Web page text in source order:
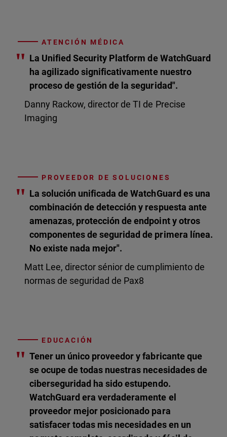
ATENCIÓN MÉDICA
" La Unified Security Platform de WatchGuard
ha agilizado significativamente nuestro
proceso de gestión de la seguridad".
Danny Rackow, director de TI de Precise
Imaging
PROVEEDOR DE SOLUCIONES
" La solución unificada de WatchGuard es una
combinación de detección y respuesta ante
amenazas, protección de endpoint y otros
componentes de seguridad de primera línea.
No existe nada mejor".
Matt Lee, director sénior de cumplimiento de
normas de seguridad de Pax8
EDUCACIÓN
" Tener un único proveedor y fabricante que
se ocupe de todas nuestras necesidades de
ciberseguridad ha sido estupendo.
WatchGuard era verdaderamente el
proveedor mejor posicionado para
satisfacer todas mis necesidades en un